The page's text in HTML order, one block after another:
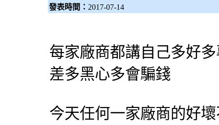
發表時間： 2017-07-14
每家廠商都講自己多好
差多黑心多會騙錢
今天任何一家廠商的好